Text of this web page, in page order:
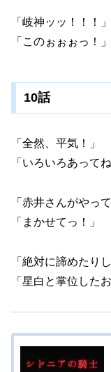
「岐神ッッ！！！
「このぉぉぉっ！
10話
「全然、平気！」
「いろいろあっ
「赤井さんがやっ
「まかせてっ！」
「絶対に諦めたり
「星白と掌位した